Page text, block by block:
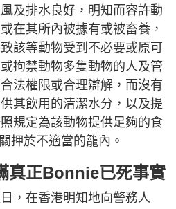
及排水良好，明知而容許動
在其所內被據有或被畜養，
該等動物受到不必要或原可
拘禁動物多隻動物的人及管
法權限或合理辯解，而沒有
其飲用的清潔水分，以及提
規定為該動物提供足夠的食
押於不適當的籠內。
真正Bonnie已死事實
，在香港明知地向警務人